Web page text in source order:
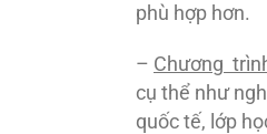
phù hợp hơn.
– Chương
cụ thể như
quốc tế, lớp